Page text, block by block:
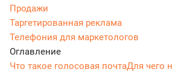
Продажи
Таргетированная реклама
Телефония для маркетологов
Оглавление
Что такое голосовая почтаДля чего